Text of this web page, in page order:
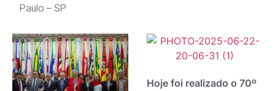
Paulo – SP
Hoje foi realizado o 70º